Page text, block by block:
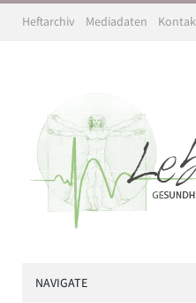
Heftarchiv Mediadaten
NAVIGATE